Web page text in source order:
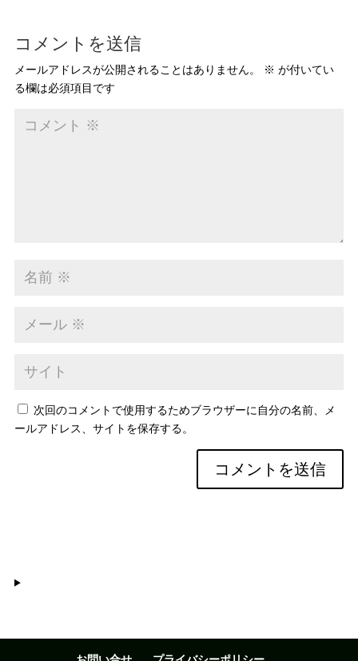
コメントを送信
メールアドレスが公開されることはありません。 ※ が付いてい
る欄は必須項目です
次回のコメントで使用するためブラウザーに自分の名前、メ
ールアドレス、サイトを保存する。